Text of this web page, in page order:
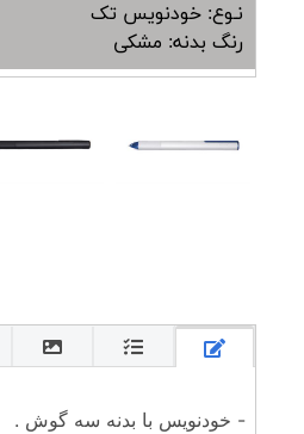
نـوع: خودنویس تک
رنگ بدنه: مشکی
- خودنویس با بدنه سه گوش .